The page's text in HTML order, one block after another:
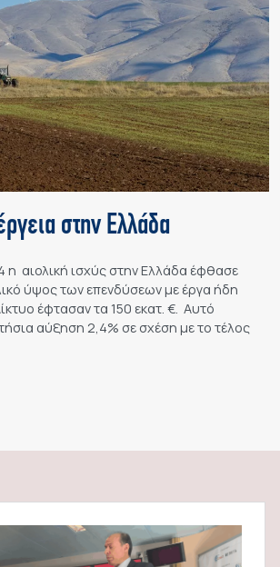
στην Ελλάδα
η αιολική ισχύς στην Ελλάδα έφθασε
ύψος των επενδύσεων με έργα ήδη
έφτασαν τα 150 εκατ. €. Αυτό
αύξηση 2,4% σε σχέση με το τέλος